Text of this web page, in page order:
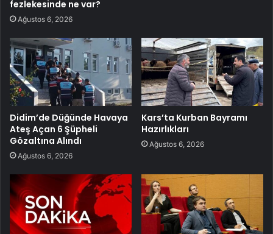
fezlekesinde ne var?
Ağustos 6, 2026
Didim’de Düğünde Havaya
Ateş Açan 6 Şüpheli
Gözaltına Alındı
Ağustos 6, 2026
Kars’ta Kurban Bayramı
Hazırlıkları
Ağustos 6, 2026